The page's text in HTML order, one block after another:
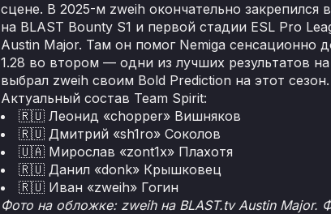
сцене. В 2025-м zweih окончательно закрепился
на BLAST Bounty S1 и первой стадии ESL Pro
Austin Major. Там он помог Nemiga сенсационно
1.28 во втором — одни из лучших результатов
выбрал zweih своим Bold Prediction на этот сезон.
Актуальный состав Team Spirit:
🇷🇺 Леонид «chopper» Вишняков
🇷🇺 Дмитрий «sh1ro» Соколов
🇺🇦 Мирослав «zont1x» Плахотя
🇷🇺 Данил «donk» Крышковец
🇷🇺 Иван «zweih» Гогин
Фото на обложке: zweih на BLAST.tv Austin Major.